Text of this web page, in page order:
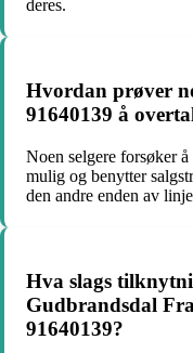
deres.
Hvordan prøver
91640139 å
Noen selgere forsøker å
mulig og benytter
den andre enden av
Hva slags
Gudbrandsdal
91640139?